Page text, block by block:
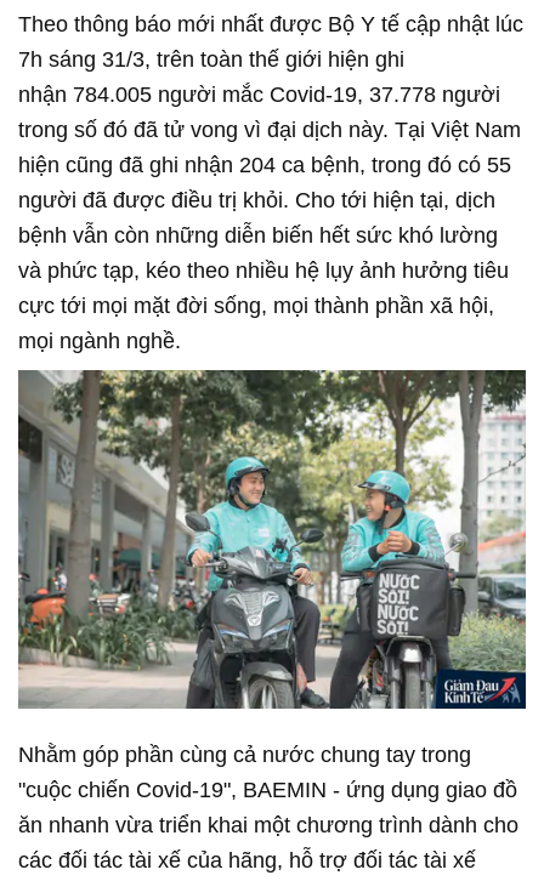
Theo thông báo mới nhất được Bộ Y tế cập nhật lúc
7h sáng 31/3, trên toàn thế giới hiện ghi
nhận 784.005 người mắc Covid-19, 37.778 người
trong số đó đã tử vong vì đại dịch này. Tại Việt Nam
hiện cũng đã ghi nhận 204 ca bệnh, trong đó có 55
người đã được điều trị khỏi. Cho tới hiện tại, dịch
bệnh vẫn còn những diễn biến hết sức khó lường
và phức tạp, kéo theo nhiều hệ lụy ảnh hưởng tiêu
cực tới mọi mặt đời sống, mọi thành phần xã hội,
mọi ngành nghề.
Nhằm góp phần cùng cả nước chung tay trong
"cuộc chiến Covid-19", BAEMIN - ứng dụng giao đồ
ăn nhanh vừa triển khai một chương trình dành cho
các đối tác tài xế của hãng, hỗ trợ đối tác tài xế